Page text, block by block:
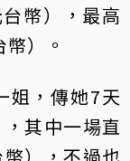
幣），最高
）。
姐，傳她7天
其中一場直